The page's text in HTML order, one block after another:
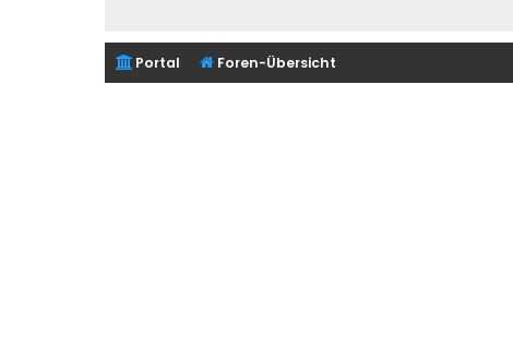
Portal Foren-Übersicht